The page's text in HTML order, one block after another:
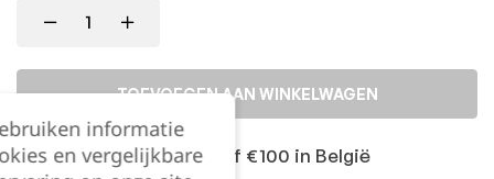
TOEVOEGEN AAN WINKELWAGEN
Gratis levering vanaf €100 in België
informatie
en vergelijkbare